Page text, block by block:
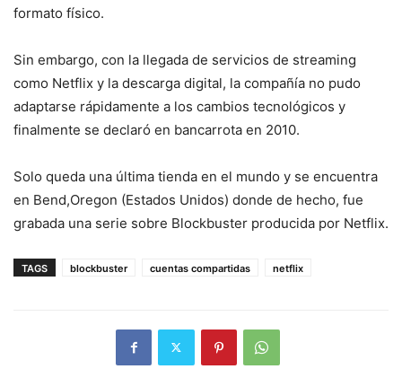
formato físico.
Sin embargo, con la llegada de servicios de streaming
como Netflix y la descarga digital, la compañía no pudo
adaptarse rápidamente a los cambios tecnológicos y
finalmente se declaró en bancarrota en 2010.
Solo queda una última tienda en el mundo y se encuentra
en Bend,Oregon (Estados Unidos) donde de hecho, fue
grabada una serie sobre Blockbuster producida por Netflix.
TAGS blockbuster cuentas compartidas netflix